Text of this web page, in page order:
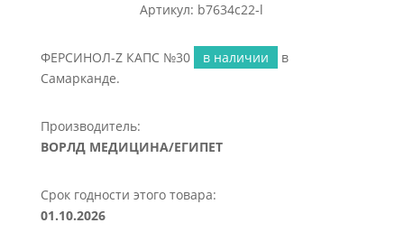
Артикул: b7634c22-l
ФЕРСИНОЛ-Z КАПС №30 в наличии
в
Самарканде.
Производитель:
ВОРЛД МЕДИЦИНА/ЕГИПЕТ
Срок годности этого товара:
01.10.2026